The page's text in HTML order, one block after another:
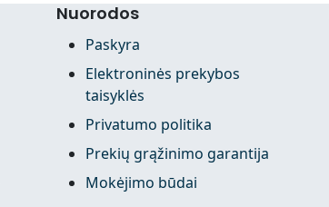
Nuorodos
Paskyra
Elektroninės prekybos
taisyklės
Privatumo politika
Prekių grąžinimo garantija
Mokėjimo būdai